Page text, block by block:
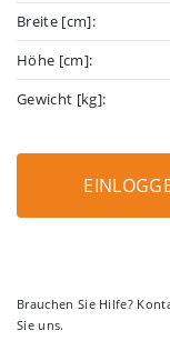
Breite [cm]:
Höhe [cm]:
Gewicht [kg]:
Brauchen Sie Hilfe?
Sie uns.